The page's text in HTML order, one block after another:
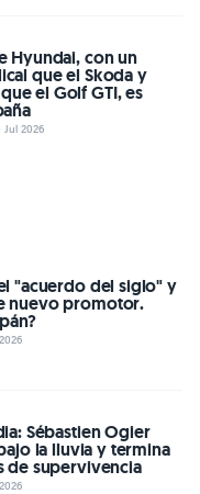
Hyundai, con un
que el Skoda y
el Golf GTI, es
2026
"acuerdo del siglo" y
nuevo promotor.
Sébastien Ogier
la lluvia y termina
de supervivencia